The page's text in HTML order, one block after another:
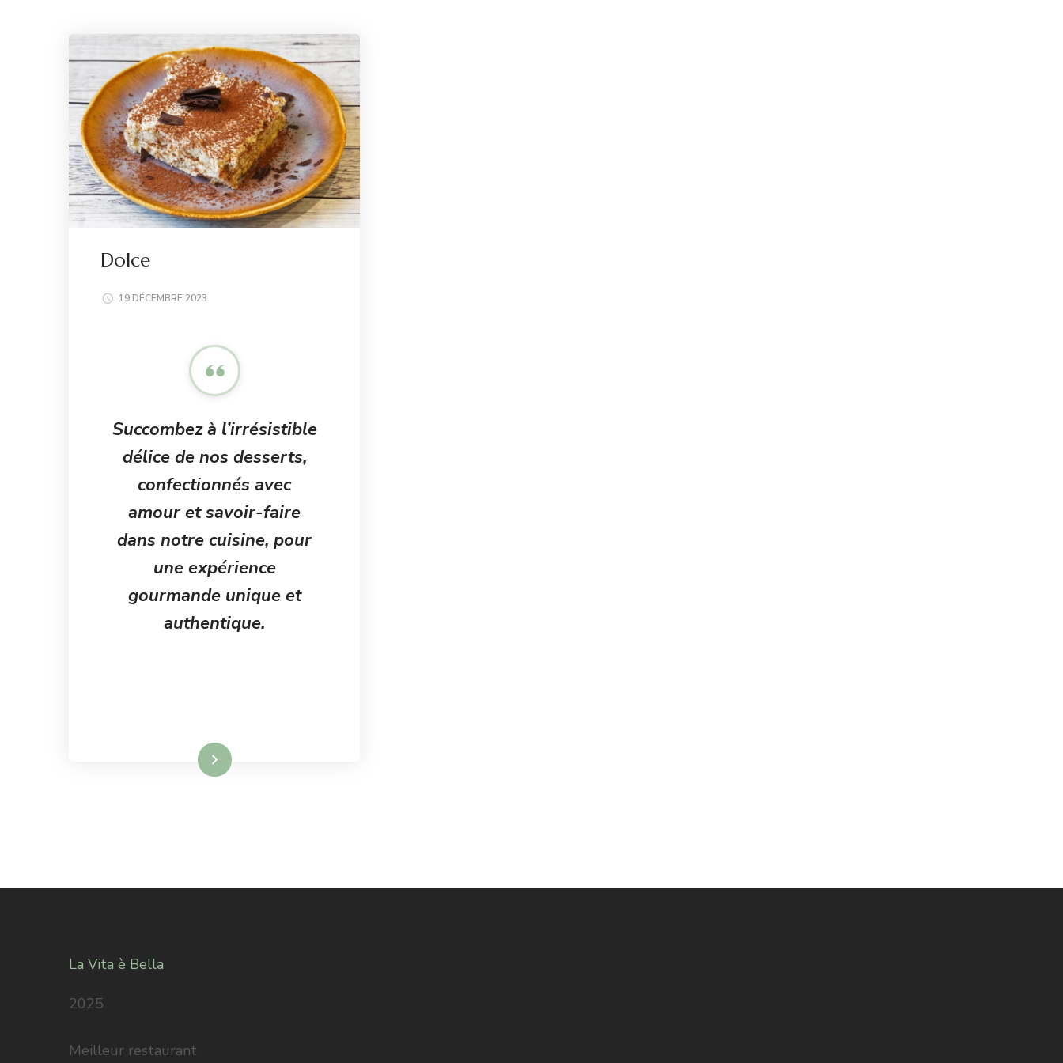
Dolce
19 DÉCEMBRE 2023
Succombez à l’irrésistible
délice de nos desserts,
confectionnés avec
amour et savoir-faire
dans notre cuisine, pour
une expérience
gourmande unique et
authentique.
Lire la suite
La Vita è Bella
2025
Meilleur restaurant